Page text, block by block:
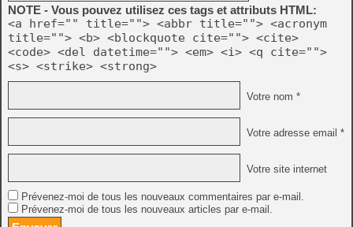
NOTE - Vous pouvez utilisez ces tags et attributs HTML:
<a href="" title=""> <abbr title=""> <acronym
title=""> <b> <blockquote cite=""> <cite>
<code> <del datetime=""> <em> <i> <q cite="">
<s> <strike> <strong>
Votre nom *
Votre adresse email *
Votre site internet
Prévenez-moi de tous les nouveaux commentaires par e-mail.
Prévenez-moi de tous les nouveaux articles par e-mail.